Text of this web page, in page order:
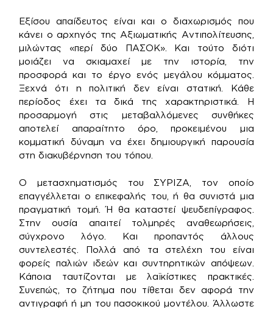
Εξίσου απαίδευτος είναι και ο διαχωρισμός που
κάνει ο αρχηγός της Αξιωματικής Αντιπολίτευσης,
μιλώντας «περί δύο ΠΑΣΟΚ». Και τούτο διότι
μοιάζει να σκιαμαχεί με την ιστορία, την
προσφορά και το έργο ενός μεγάλου κόμματος.
Ξεχνά ότι η πολιτική δεν είναι στατική. Κάθε
περίοδος έχει τα δικά της χαρακτηριστικά. Η
προσαρμογή στις μεταβαλλόμενες συνθήκες
αποτελεί απαραίτητο όρο, προκειμένου μια
κομματική δύναμη να έχει δημιουργική παρουσία
στη διακυβέρνηση του τόπου.
Ο μετασχηματισμός του ΣΥΡΙΖΑ, τον οποίο
επαγγέλλεται ο επικεφαλής του, ή θα συνιστά μια
πραγματική τομή. Ή θα καταστεί ψευδεπίγραφος.
Στην ουσία απαιτεί τολμηρές αναθεωρήσεις,
σύγχρονο λόγο. Και προπαντός άλλους
συντελεστές. Πολλά από τα στελέχη του είναι
φορείς παλιών ιδεών και συντηρητικών απόψεων.
Κάποια ταυτίζονται με λαϊκίστικες πρακτικές.
Συνεπώς, το ζήτημα που τίθεται δεν αφορά την
αντιγραφή ή μη του πασοκικού μοντέλου. Άλλωστε